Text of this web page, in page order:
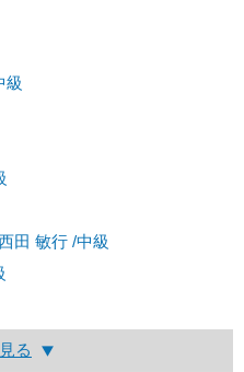
級
田 敏行 /中級
る